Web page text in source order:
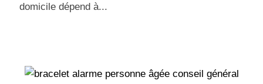
domicile dépend à...